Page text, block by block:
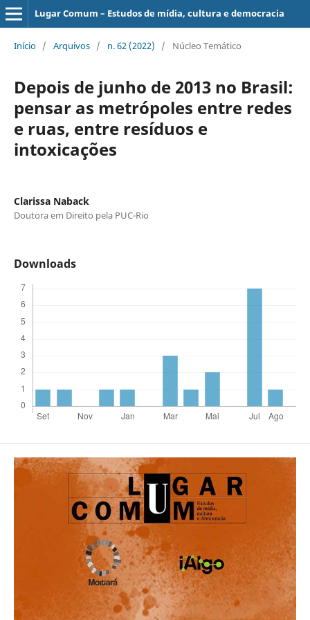
Lugar Comum – Estudos de mídia, cultura e democracia
Início / Arquivos / n. 62 (2022) / Núcleo Temático
Depois de junho de 2013 no Brasil:
pensar as metrópoles entre redes
e ruas, entre resíduos e
intoxicações
Clarissa Naback
Doutora em Direito pela PUC-Rio
Downloads